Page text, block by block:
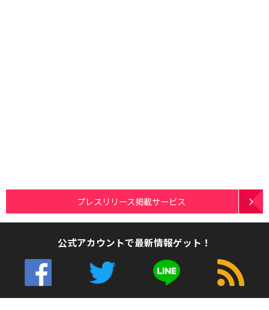
プレスリリース掲載サービス
公式アカウントで最新情報ゲット！